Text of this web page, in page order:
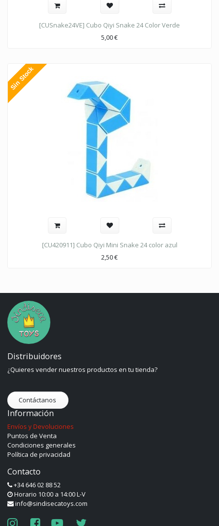
[CUSnake24VE] Cubo Qiyi Snake 24 Color Verde
5,00€
Sin Stock
[CU420911] Cubo Qiyi Mini Snake 24 color azul
2,50€
Distribuidores
¿Quieres vender nuestros productos en tu tienda?
Contáctanos
Información
Envíos y Devoluciones
Puntos de Venta
Condiciones generales
Política de privacidad
Contacto
+34 646 02 88 52
Horario 10:00 a 14:00 L-V
info@sindisecatoys.com